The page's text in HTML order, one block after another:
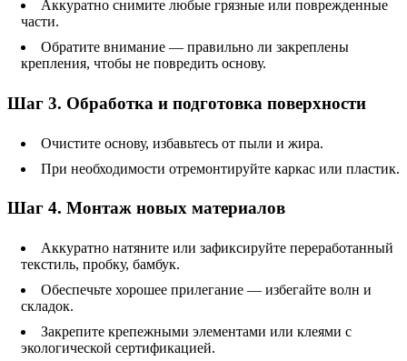
Аккуратно снимите любые грязные или поврежденные
части.
Обратите внимание — правильно ли закреплены
крепления, чтобы не повредить основу.
Шаг 3. Обработка и подготовка поверхности
Очистите основу, избавьтесь от пыли и жира.
При необходимости отремонтируйте каркас или пластик.
Шаг 4. Монтаж новых материалов
Аккуратно натяните или зафиксируйте переработанный
текстиль, пробку, бамбук.
Обеспечьте хорошее прилегание — избегайте волн и
складок.
Закрепите крепежными элементами или клеями с
экологической сертификацией.